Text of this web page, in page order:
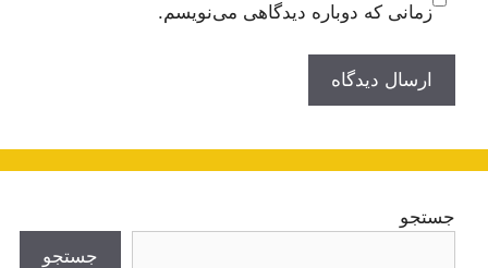
زمانی که دوباره دیدگاهی می‌نویسم.
جستجو
جستجو